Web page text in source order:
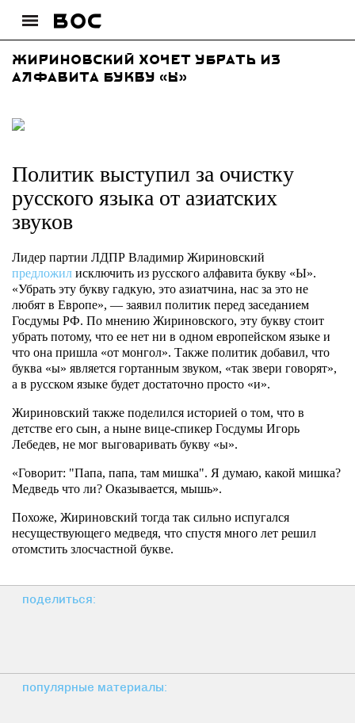
Жириновский хочет убрать из
алфавита букву «Ы»
Политик выступил за очистку
русского языка от азиатских
звуков
Лидер партии ЛДПР Владимир Жириновский
предложил исключить из русского алфавита букву «Ы».
«Убрать эту букву гадкую, это азиатчина, нас за это не
любят в Европе», — заявил политик перед заседанием
Госдумы РФ. По мнению Жириновского, эту букву стоит
убрать потому, что ее нет ни в одном европейском языке и
что она пришла «от монгол». Также политик добавил, что
буква «ы» является гортанным звуком, «так звери говорят»,
а в русском языке будет достаточно просто «и».
Жириновский также поделился историей о том, что в
детстве его сын, а ныне вице-спикер Госдумы Игорь
Лебедев, не мог выговаривать букву «ы».
«Говорит: "Папа, папа, там мишка". Я думаю, какой мишка?
Медведь что ли? Оказывается, мышь».
Похоже, Жириновский тогда так сильно испугался
несуществующего медведя, что спустя много лет решил
отомстить злосчастной букве.
поделиться:
популярные материалы: